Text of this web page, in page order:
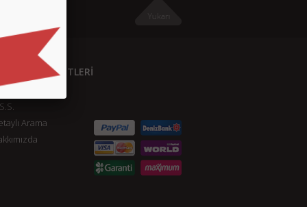
HİZMETLERİ
Arama